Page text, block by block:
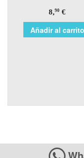
8,90 €
Añadir al carrito